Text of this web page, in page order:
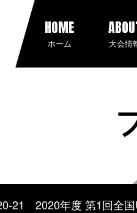
HOME
ホーム 大会情
21 2020年度 第1回全